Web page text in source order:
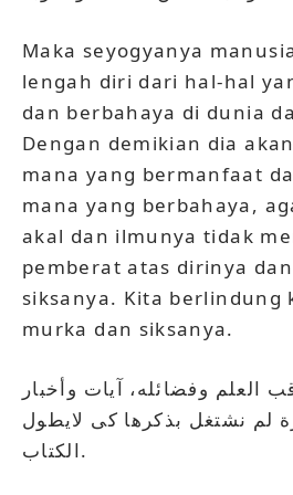
Maka seyogyanya
lengah diri dari hal-hal
dan berbahaya di dunia
Dengan demikian dia
mana yang bermanfaat
mana yang berbahaya,
akal dan ilmunya tidak
pemberat atas dirinya
siksanya. Kita berlindung
murka dan siksanya.
العلم وفضائله، آيات وأخبار
لم نشتغل بذكرها كى لايطول
الكتاب.